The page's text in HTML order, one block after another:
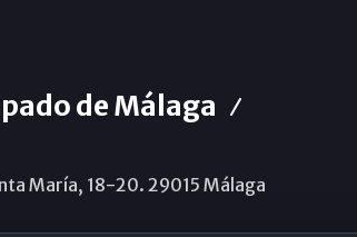
de Málaga
María, 18-20. 29015 Málaga